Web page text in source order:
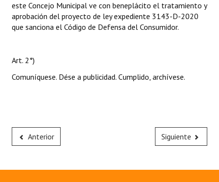
este Concejo Municipal ve con beneplácito el tratamiento y
aprobación del proyecto de ley expediente 3143-D-2020
que sanciona el Código de Defensa del Consumidor.
Art. 2°)
Comuníquese. Dése a publicidad. Cumplido, archívese.
Anterior Siguiente